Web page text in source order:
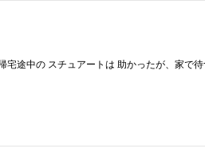
途中の スチュアートは 助かったが、家で